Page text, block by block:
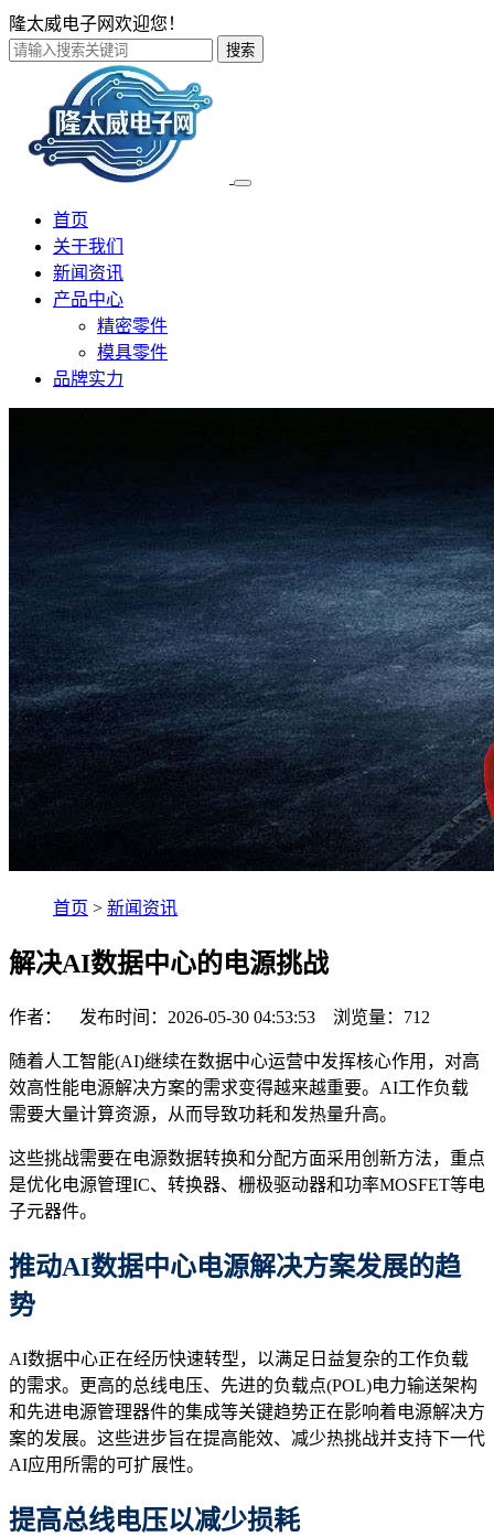
隆太威电子网欢迎您！
搜索
首页
关于我们
新闻资讯
产品中心
精密零件
模具零件
品牌实力
首页 > 新闻资讯
解决AI数据中心的电源挑战
作者： 发布时间：2026-05-30 04:53:53 浏览量： 712
随着人工智能(AI)继续在数据中心运营中发挥核心作用，对高
效高性能电源解决方案的需求变得越来越重要。AI工作负载
需要大量计算资源，从而导致功耗和发热量升高。
这些挑战需要在电源数据转换和分配方面采用创新方法，重点
是优化电源管理IC、转换器、栅极驱动器和功率MOSFET等电
子元器件。
推动AI数据中心电源解决方案发展的趋
势
AI数据中心正在经历快速转型，以满足日益复杂的工作负载
的需求。更高的总线电压、先进的负载点(POL)电力输送架构
和先进电源管理器件的集成等关键趋势正在影响着电源解决方
案的发展。这些进步旨在提高能效、减少热挑战并支持下一代
AI应用所需的可扩展性。
提高总线电压以减少损耗